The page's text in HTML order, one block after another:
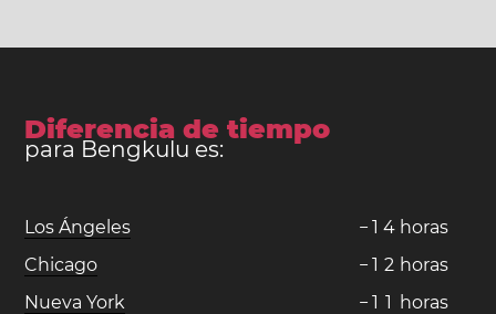
Diferencia de tiempo
para Bengkulu es:
Los Ángeles − 1 4 horas
Chicago
− 1 2 horas
Nueva York
− 1 1 horas